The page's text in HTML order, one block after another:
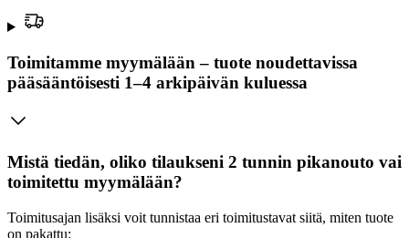
Toimitamme myymälään – tuote noudettavissa
pääsääntöisesti 1–4 arkipäivän kuluessa
Mistä tiedän, oliko tilaukseni 2 tunnin pikanouto vai
toimitettu myymälään?
Toimitusajan lisäksi voit tunnistaa eri toimitustavat siitä, miten tuote
on pakattu: